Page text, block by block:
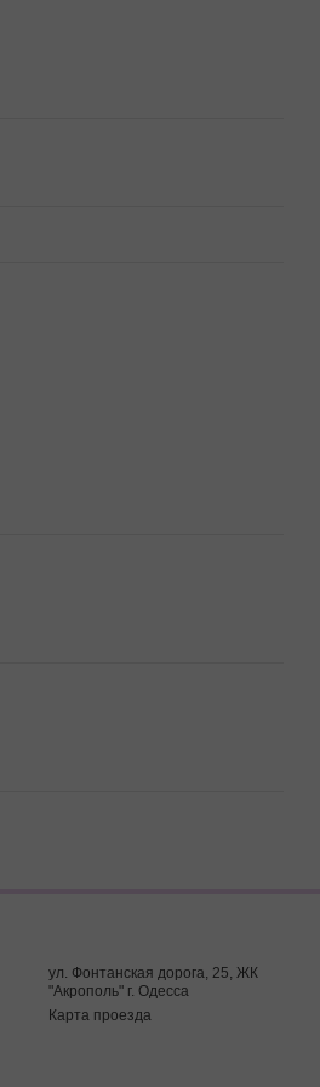
ул. Фонтанская дорога, 25, ЖК
"Акрополь" г. Одесса
Карта проезда